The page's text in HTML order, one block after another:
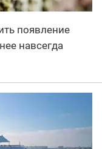
появление
навсегда